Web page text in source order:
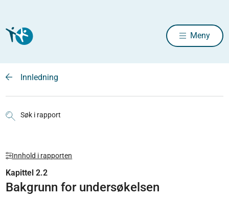
Meny
Innledning
Søk i rapport
Innhold i rapporten
Kapittel 2.2
Bakgrunn for undersøkelsen